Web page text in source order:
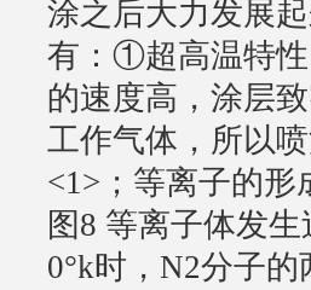
涂之后大力发展
有：①超高温特
的速度高，涂层
工作气体，所以
<1>；等离子的形
图8 等离子体发
0°k时，N2分子